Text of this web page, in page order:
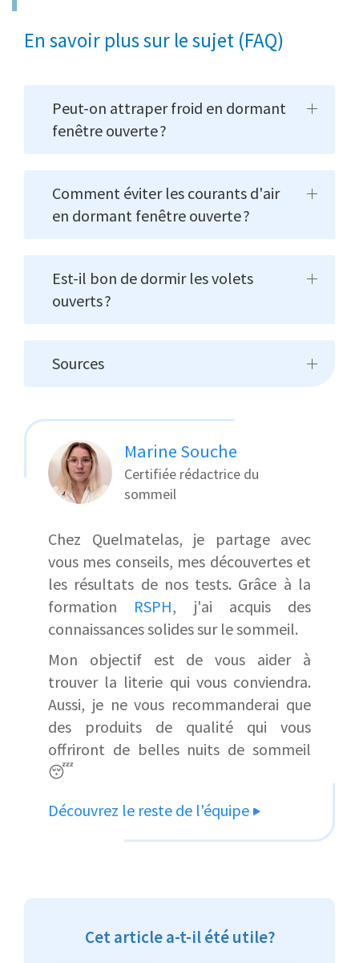
En savoir plus sur le sujet (FAQ)
Peut-on attraper froid en dormant
fenêtre ouverte ?
Comment éviter les courants d'air
en dormant fenêtre ouverte ?
Est-il bon de dormir les volets
ouverts ?
Sources
Marine Souche
Certifiée rédactrice du
sommeil
Chez Quelmatelas, je partage avec
vous mes conseils, mes découvertes et
les résultats de nos tests. Grâce à la
formation RSPH, j'ai acquis des
connaissances solides sur le sommeil.
Mon objectif est de vous aider à
trouver la literie qui vous conviendra.
Aussi, je ne vous recommanderai que
des produits de qualité qui vous
offriront de belles nuits de sommeil
😴
Découvrez le reste de l'équipe
Cet article a-t-il été utile?